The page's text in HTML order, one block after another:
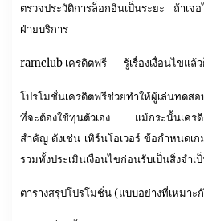
ตรวจประวัติการล็อกอินเป็นระยะ ถ้าเจ
ฝ่ายบริการ
ramclub เครดิตฟรี — รู้เรื่องเงื่อนไขแล้
โปรโมชั่นเครดิตฟรีช่วยทำให้ผู้เล่นทดสอ
ที่จะต้องใช้ทุนตัวเอง แม้กระนั้นเครดิ
สำคัญ ดังเช่น เทิร์นโอเวอร์ ข้อกำหนดเ
รวมทั้งประเมินเงื่อนไขก่อนรับเป็นสิ่งจำเ
ตารางสรุปโปรโมชั่น (แบบอย่างที่เหมา